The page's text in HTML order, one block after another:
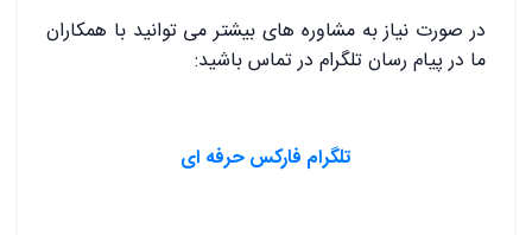
در صورت نیاز به مشاوره های بیشتر می توانید با همکاران
ما در پیام رسان تلگرام در تماس باشید:
تلگرام فارکس حرفه ای